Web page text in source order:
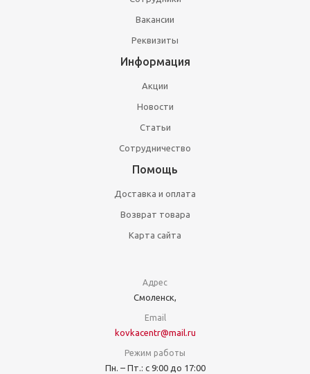
Вакансии
Реквизиты
Информация
Акции
Новости
Статьи
Сотрудничество
Помощь
Доставка и оплата
Возврат товара
Карта сайта
Адрес
Смоленск,
Email
kovkacentr@mail.ru
Режим работы
Пн. – Пт.: с 9:00 до 17:00